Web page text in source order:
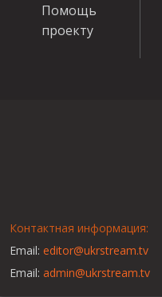
Помощь
проекту
Контактная информация:
Email: editor@ukrstream.tv
Email: admin@ukrstream.tv